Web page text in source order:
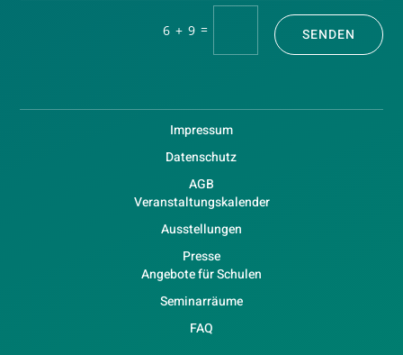
6 + 9 = SENDEN
Impressum
Datenschutz
AGB
Veranstaltungskalender
Ausstellungen
Presse
Angebote für Schulen
Seminarräume
FAQ